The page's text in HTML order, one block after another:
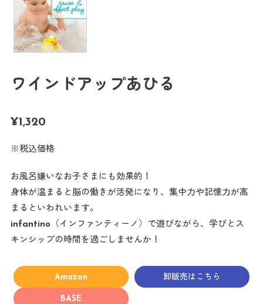
ワインドアップあひる
¥1,320
※税込価格
お風呂嫌いなお子さまにも効果的！
身体が温まると脳の働きが活発になり、集中力や記憶力が高
まるといわれいます。
infantino（インファンティーノ）で遊びながら、学びとス
キンシップの時間を過ごしませんか！
Amazon 卸販売はこちら
BASE